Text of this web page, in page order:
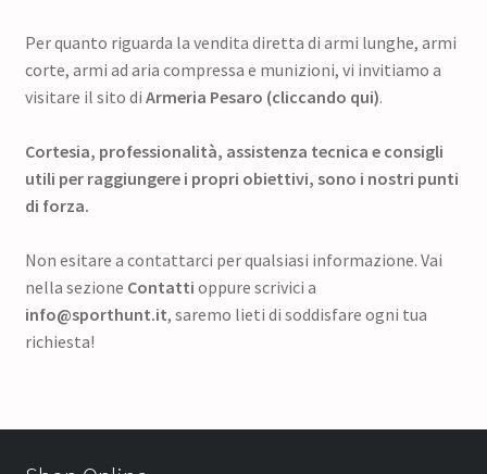
Per quanto riguarda la vendita diretta di armi lunghe, armi
corte, armi ad aria compressa e munizioni, vi invitiamo a
visitare il sito di Armeria Pesaro (cliccando qui).
Cortesia, professionalità, assistenza tecnica e consigli
utili per raggiungere i propri obiettivi, sono i nostri punti
di forza.
Non esitare a contattarci per qualsiasi informazione. Vai
nella sezione Contatti oppure scrivici a
info@sporthunt.it, saremo lieti di soddisfare ogni tua
richiesta!